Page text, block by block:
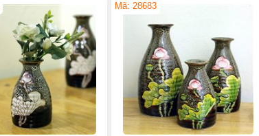
Mã: 28683